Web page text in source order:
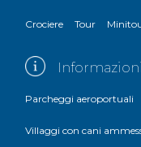
Crociere Tour
Informazioni
Parcheggi aeroportuali
Villaggi con cani